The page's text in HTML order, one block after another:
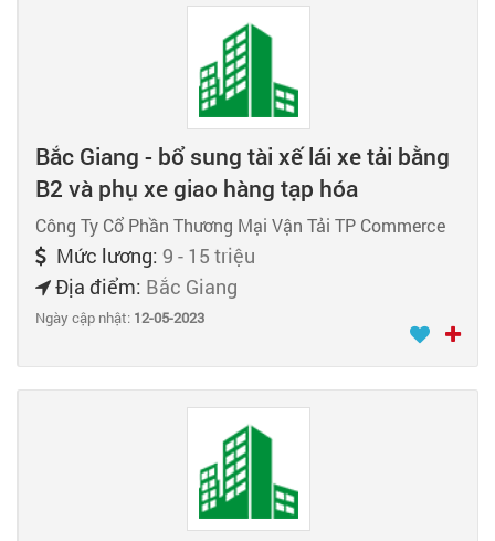
Bắc Giang - bổ sung tài xế lái xe tải bằng
B2 và phụ xe giao hàng tạp hóa
Công Ty Cổ Phần Thương Mại Vận Tải TP Commerce
Mức lương: 9 - 15 triệu
Địa điểm: Bắc Giang
Ngày cập nhật: 12-05-2023